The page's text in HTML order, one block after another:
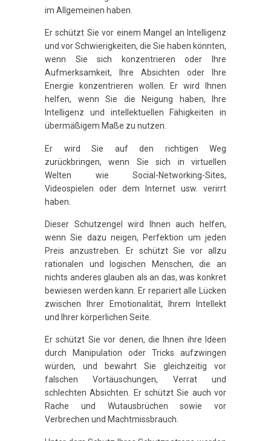
im Allgemeinen haben.
Er schützt Sie vor einem Mangel an Intelligenz
und vor Schwierigkeiten, die Sie haben könnten,
wenn Sie sich konzentrieren oder Ihre
Aufmerksamkeit, Ihre Absichten oder Ihre
Energie konzentrieren wollen. Er wird Ihnen
helfen, wenn Sie die Neigung haben, Ihre
Intelligenz und intellektuellen Fähigkeiten in
übermäßigem Maße zu nutzen.
Er wird Sie auf den richtigen Weg
zurückbringen, wenn Sie sich in virtuellen
Welten wie Social-Networking-Sites,
Videospielen oder dem Internet usw. verirrt
haben.
Dieser Schutzengel wird Ihnen auch helfen,
wenn Sie dazu neigen, Perfektion um jeden
Preis anzustreben. Er schützt Sie vor allzu
rationalen und logischen Menschen, die an
nichts anderes glauben als an das, was konkret
bewiesen werden kann. Er repariert alle Lücken
zwischen Ihrer Emotionalität, Ihrem Intellekt
und Ihrer körperlichen Seite.
Er schützt Sie vor denen, die Ihnen ihre Ideen
durch Manipulation oder Tricks aufzwingen
würden, und bewahrt Sie gleichzeitig vor
falschen Vortäuschungen, Verrat und
schlechten Absichten. Er schützt Sie auch vor
Rache und Wutausbrüchen sowie vor
Verbrechen und Machtmissbrauch.